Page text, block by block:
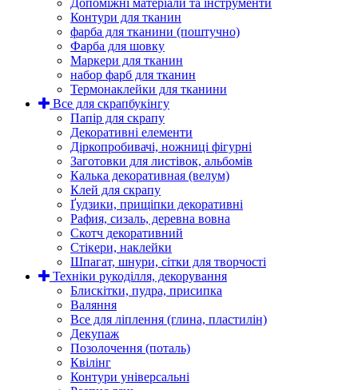
Допоміжні матеріали та інструменти
Контури для тканин
фарба для тканини (поштучно)
Фарба для шовку
Маркери для тканин
набор фарб для тканин
Термонаклейки для тканини
Все для скрапбукінгу
Папір для скрапу
Декоративні елементи
Діркопробивачі, ножниці фігурні
Заготовки для листівок, альбомів
Калька декоративная (велум)
Клей для скрапу
Ґудзики, прищіпки декоративні
Рафия, сизаль, деревна вовна
Скотч декоративний
Стікери, наклейки
Шпагат, шнури, сітки для творчості
Техніки рукоділля, декорування
Блискітки, пудра, присипка
Валяння
Все для ліплення (глина, пластилін)
Декупаж
Позолочення (поталь)
Квілінг
Контури універсальні